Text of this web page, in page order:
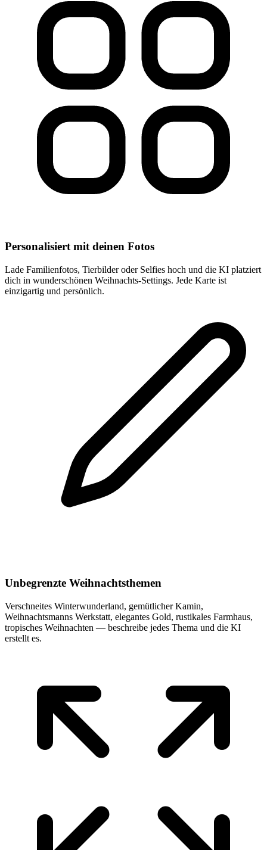
Personalisiert mit deinen Fotos
Lade Familienfotos, Tierbilder oder Selfies hoch und die KI platziert
dich in wunderschönen Weihnachts-Settings. Jede Karte ist
einzigartig und persönlich.
Unbegrenzte Weihnachtsthemen
Verschneites Winterwunderland, gemütlicher Kamin,
Weihnachtsmanns Werkstatt, elegantes Gold, rustikales Farmhaus,
tropisches Weihnachten — beschreibe jedes Thema und die KI
erstellt es.